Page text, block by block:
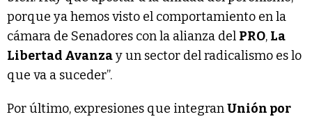
porque ya hemos visto el comportamiento en la
cámara de Senadores con la alianza del PRO, La
Libertad Avanzay un sector del radicalismo es lo
que va a suceder”.
Por último, expresiones que integranUnión por